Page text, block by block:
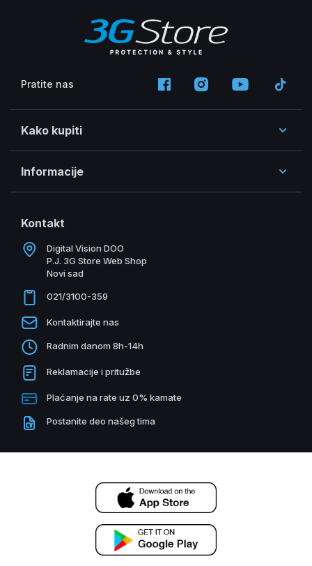
Pratite nas
Kako kupiti
Informacije
Kontakt
Digital Vision DOO
P.J. 3G Store Web Shop
Novi sad
021/3100-359
Kontaktirajte nas
Radnim danom 8h-14h
Reklamacije i pritužbe
Plaćanje na rate uz 0% kamate
Postanite deo našeg tima